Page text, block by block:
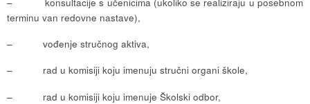
terminu van redovne nastave),
– vođenje stručnog aktiva,
– rad u komisiji koju imenuju stručni organi škole,
– rad u komisiji koju imenuje Školski odbor,